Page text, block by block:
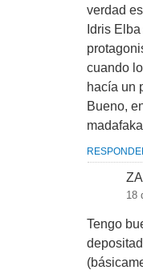
verdad
Idris
cuando
hacía un
Bueno,
madafaka
18
Tengo